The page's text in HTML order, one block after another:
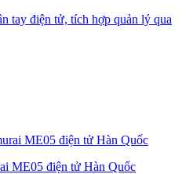
tay điện tử, tích hợp quản lý qua
ME05 điện tử Hàn Quốc